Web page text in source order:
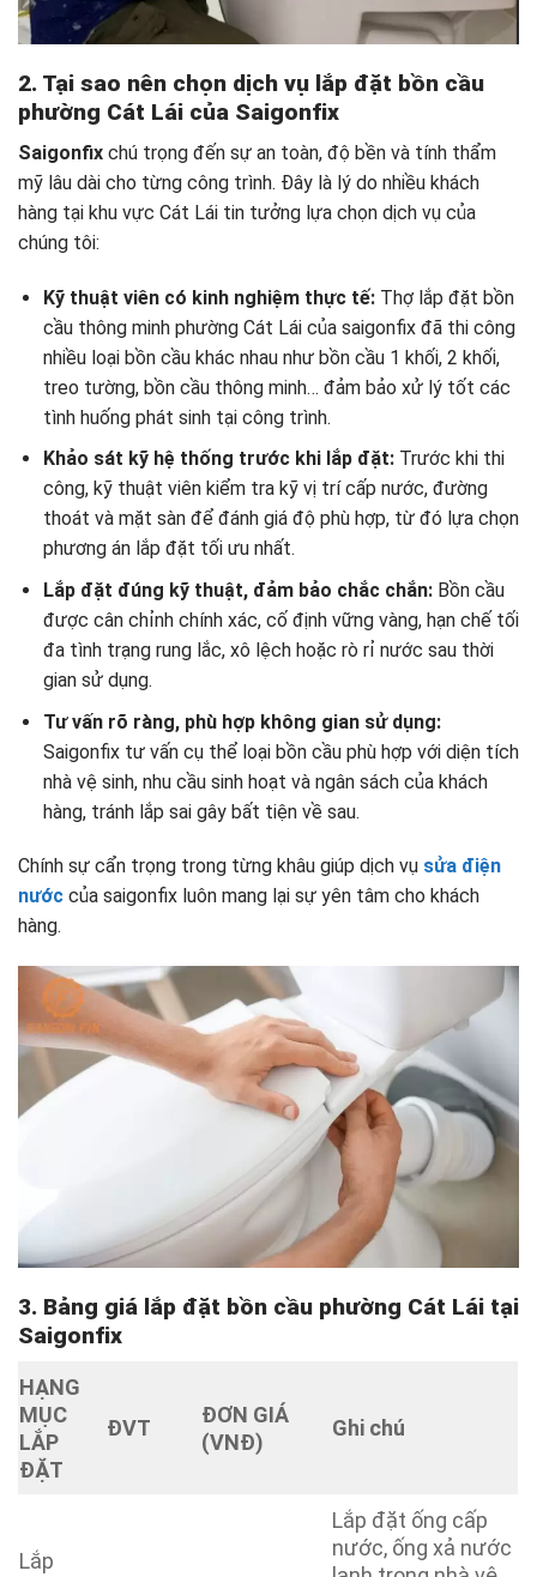
2. Tại sao nên chọn dịch vụ lắp đặt bồn cầu
phường Cát Lái của Saigonfix
Saigonfix chú trọng đến sự an toàn, độ bền và tính thẩm
mỹ lâu dài cho từng công trình. Đây là lý do nhiều khách
hàng tại khu vực Cát Lái tin tưởng lựa chọn dịch vụ của
chúng tôi:
Kỹ thuật viên có kinh nghiệm thực tế:Thợ lắp đặt bồn
cầu thông minh phường Cát Lái của saigonfix đã thi công
nhiều loại bồn cầu khác nhau như bồn cầu 1 khối, 2 khối,
treo tường, bồn cầu thông minh… đảm bảo xử lý tốt các
tình huống phát sinh tại công trình.
Khảo sát kỹ hệ thống trước khi lắp đặt:Trước khi thi
công, kỹ thuật viên kiểm tra kỹ vị trí cấp nước, đường
thoát và mặt sàn để đánh giá độ phù hợp, từ đó lựa chọn
phương án lắp đặt tối ưu nhất.
Lắp đặt đúng kỹ thuật, đảm bảo chắc chắn:Bồn cầu
được cân chỉnh chính xác, cố định vững vàng, hạn chế tối
đa tình trạng rung lắc, xô lệch hoặc rò rỉ nước sau thời
gian sử dụng.
Tư vấn rõ ràng, phù hợp không gian sử dụng:
Saigonfix tư vấn cụ thể loại bồn cầu phù hợp với diện tích
nhà vệ sinh, nhu cầu sinh hoạt và ngân sách của khách
hàng, tránh lắp sai gây bất tiện về sau.
Chính sự cẩn trọng trong từng khâu giúp dịch vụ sửa điện
nước của saigonfix luôn mang lại sự yên tâm cho khách
hàng.
3. Bảng giá lắp đặt bồn cầu phường Cát Lái tại
Saigonfix
HẠNG
MỤC
LẮP
ĐẶT
ĐVT
ĐƠN GIÁ
(VNĐ)
Ghi chú
Lắp
Lắp đặt ống cấp
nước, ống xả nước